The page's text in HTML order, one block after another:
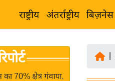
राष्ट्रीय अंतर्राष्ट्रीय बिज़नेस
का 70% क्षेत्र गंवाया,